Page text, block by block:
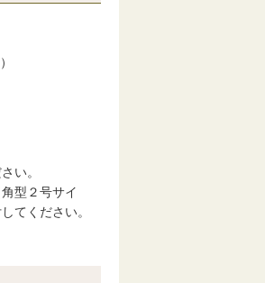
い。
型２号サイ
てください。